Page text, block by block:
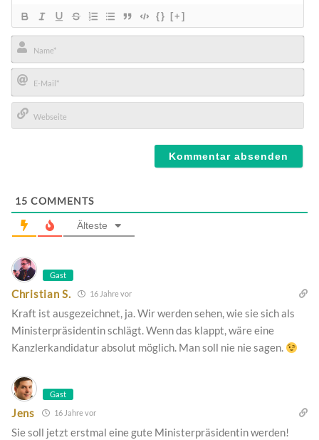
{} [+]
Name*
E-
Mail*
15 COMMENTS
Älteste
Gast
Christian S. 16 Jahre vor
Kraft ist ausgezeichnet, ja. Wir werden sehen, wie sie sich als
Ministerpräsidentin schlägt. Wenn das klappt, wäre eine
Kanzlerkandidatur absolut möglich. Man soll nie nie sagen.
Gast
Jens 16 Jahre vor
Sie soll jetzt erstmal eine gute Ministerpräsidentin werden!